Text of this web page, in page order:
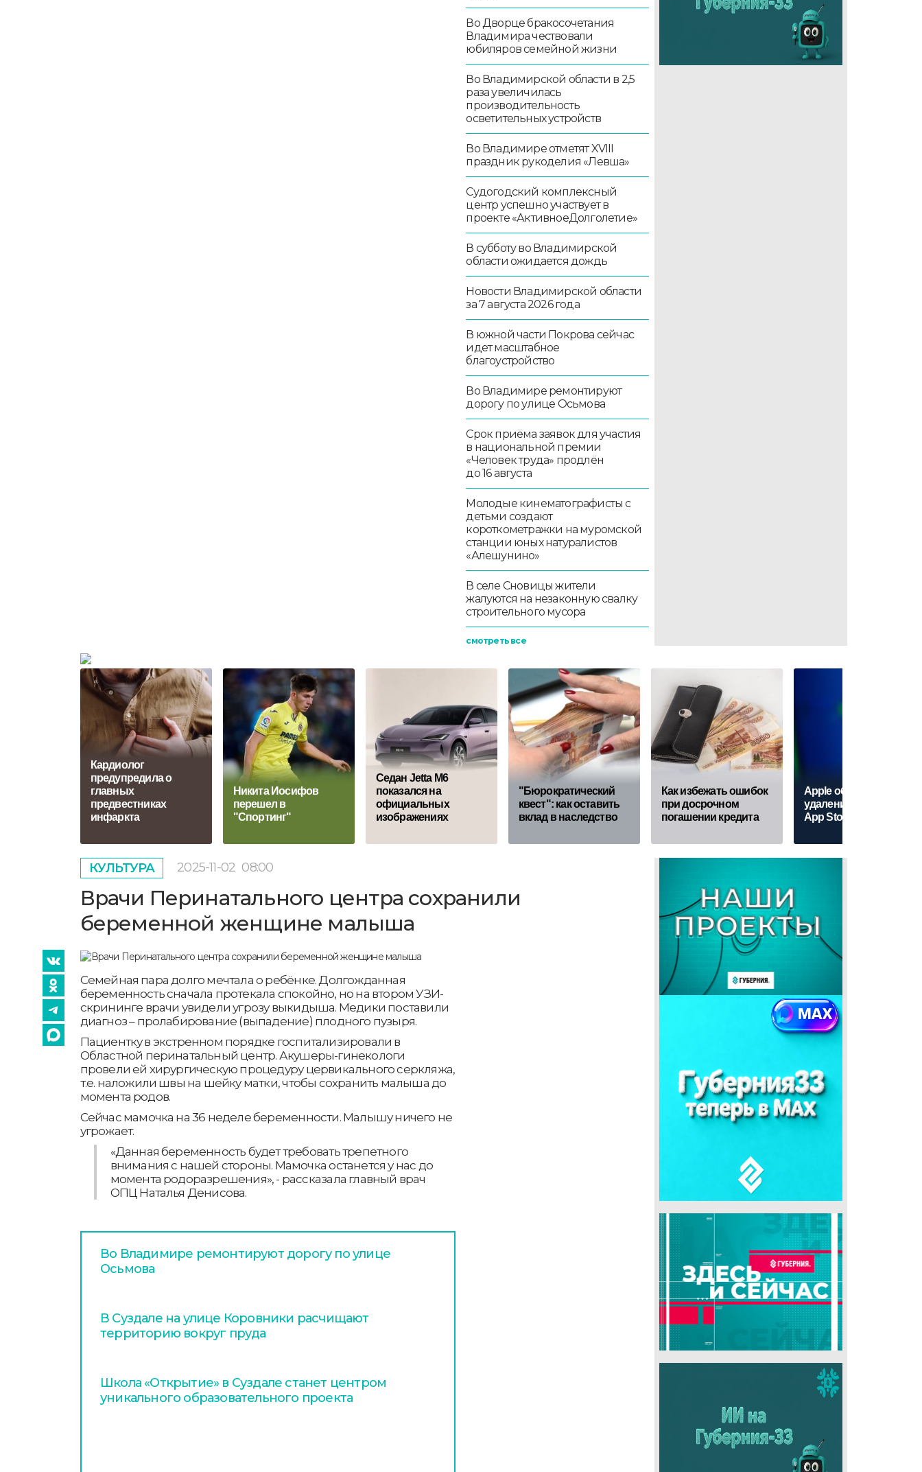
Во Дворце бракосочетания
Владимира чествовали
юбиляров семейной жизни
Во Владимирской области в 2,5
раза увеличилась
производительность
осветительных устройств
Во Владимире отметят XVIII
праздник рукоделия «Левша»
Судогодский комплексный
центр успешно участвует в
проекте «АктивноеДолголетие»
В субботу во Владимирской
области ожидается дождь
Новости Владимирской области
за 7 августа 2026 года
В южной части Покрова сейчас
идет масштабное
благоустройство
Во Владимире ремонтируют
дорогу по улице Осьмова
Срок приёма заявок для участия
в национальной премии
«Человек труда» продлён
до 16 августа
Молодые кинематографисты с
детьми создают
короткометражки на муромской
станции юных натуралистов
«Алешунино»
В селе Сновицы жители
жалуются на незаконную свалку
строительного мусора
смотреть все
Кардиолог
предупредила о
главных
предвестниках
инфаркта
Никита Иосифов
перешел в
"Спортинг"
Седан Jetta M6
показался на
официальных
изображениях
"Бюрократический
квест": как оставить
вклад в наследство
Кaк избежать ошибок
при досрочном
погашении кредита
Apple объяснила
удаление Telegram из
App Store
КУЛЬТУРА 2025-11-02 08:00
Врачи Перинатального центра сохранили
беременной женщине малыша
Семейная пара долго мечтала о ребёнке. Долгожданная
беременность сначала протекала спокойно, но на втором УЗИ-
скрининге врачи увидели угрозу выкидыша. Медики поставили
диагноз – пролабирование (выпадение) плодного пузыря.
Пациентку в экстренном порядке госпитализировали в
Областной перинатальный центр. Акушеры-гинекологи
провели ей хирургическую процедуру цервикального серкляжа,
т.е. наложили швы на шейку матки, чтобы сохранить малыша до
момента родов.
Сейчас мамочка на 36 неделе беременности. Малышу ничего не
угрожает.
«Данная беременность будет требовать трепетного
внимания с нашей стороны. Мамочка останется у нас до
момента родоразрешения», - рассказала главный врач
ОПЦ Наталья Денисова.
Во Владимире ремонтируют дорогу по улице
Осьмова
В Суздале на улице Коровники расчищают
территорию вокруг пруда
Школа «Открытие» в Суздале станет центром
уникального образовательного проекта